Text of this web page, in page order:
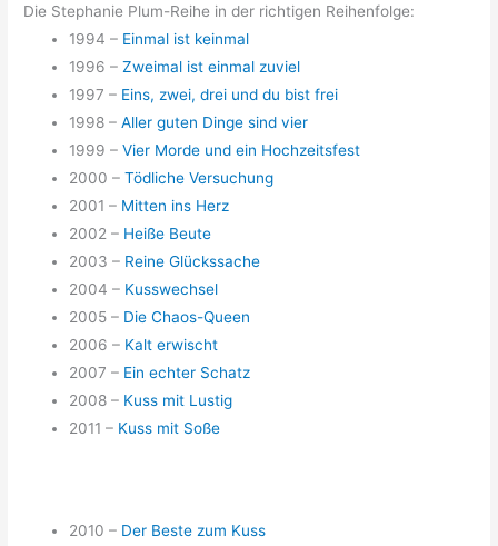
Die Stephanie Plum-Reihe in der richtigen Reihenfolge:
1994 – Einmal ist keinmal
1996 –Zweimal ist einmal zuviel
1997 – Eins, zwei, drei und du bist frei
1998 –Aller guten Dinge sind vier
1999 –Vier Morde und ein Hochzeitsfest
2000 –Tödliche Versuchung
2001 – Mitten ins Herz
2002 – Heiße Beute
2003 – Reine Glückssache
2004 – Kusswechsel
2005 – Die Chaos-Queen
2006 – Kalt erwischt
2007 – Ein echter Schatz
2008 – Kuss mit Lustig
2011 – Kuss mit Soße
2010 – Der Beste zum Kuss